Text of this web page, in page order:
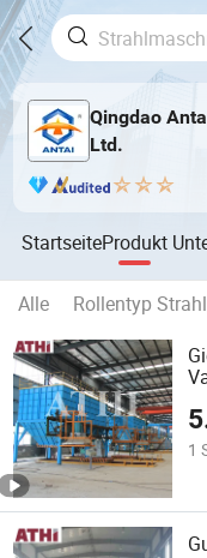
Qingdao
Ltd.
StartseiteProdukt
Alle Rollentyp
1